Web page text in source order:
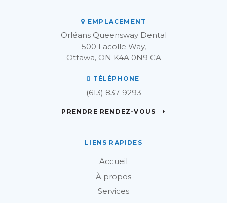
EMPLACEMENT
Orléans Queensway Dental
500 Lacolle Way
Ottawa ON K4A 0N9 CA
TÉLÉPHONE
(613) 837-9293
PRENDRE RENDEZ-VOUS
LIENS RAPIDES
Accueil
À propos
Services